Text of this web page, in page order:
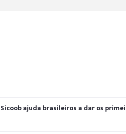
ajuda brasileiros a dar os